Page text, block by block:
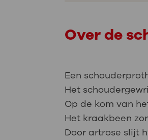
Over de
Een
Het
Op de kom van
Het kraakbeen
Door artrose slijt